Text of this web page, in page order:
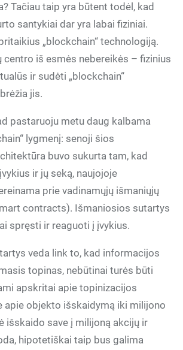
Tačiau taip yra būtent todėl, kad
santykiai dar yra labai fiziniai.
„blockchain“ technologiją.
centro iš esmės nebereikės – fizinius
ir sudėti „blockchain“
jis.
pastaruoju metu daug kalbama
lygmenį: senoji šios
buvo sukurta tam, kad
ir jų seką, naujojoje
prie vadinamųjų išmaniųjų
contracts). Išmaniosios sutartys
spręsti ir reaguoti į įvykius.
veda link to, kad informacijos
topinas, nebūtinai turės būti
apskritai apie topinizacijos
apie objekto išskaidymą iki milijono
išskaido save į milijoną akcijų ir
hipotetiškai taip bus galima